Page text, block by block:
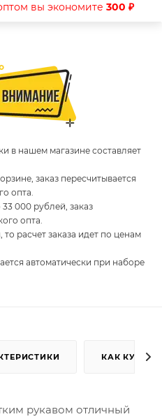
вы экономите 300 ₽
в нашем магазине составляет
заказ пересчитывается
опта.
000 рублей, заказ
опта.
расчет заказа идет по ценам
автоматически при наборе
КАК КУПИТЬ
рукавом отличный